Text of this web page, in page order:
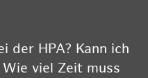
der HPA? Kann ich
viel Zeit muss